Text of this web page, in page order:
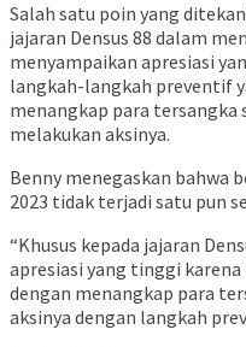
Salah satu poin yang
jajaran Densus 88 dalam
menyampaikan apresiasi
langkah-langkah preventif
menangkap para tersangka
melakukan aksinya.
Benny menegaskan bahwa
2023 tidak terjadi satu pun
“Khusus kepada jajaran
apresiasi yang tinggi
dengan menangkap para
aksinya dengan langkah